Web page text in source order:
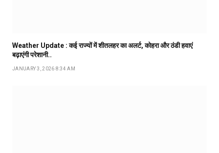
Weather Update : कई राज्यों में शीतलहर का अलर्ट, कोहरा और ठंडी हवाएं
बढ़ाएंगी परेशानी..
JANUARY 3, 2026 8:34 AM